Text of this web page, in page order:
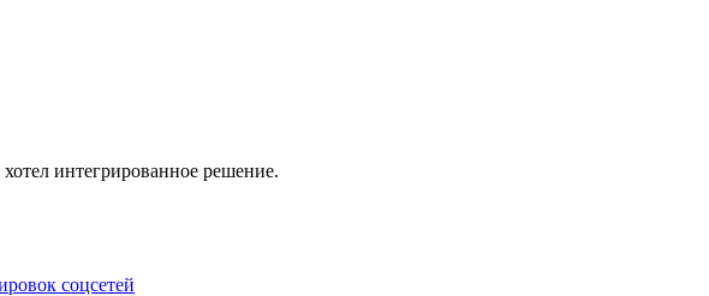
интегрированное решение.
соцсетей